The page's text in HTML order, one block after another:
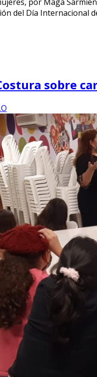
del Día Internacional
sobre